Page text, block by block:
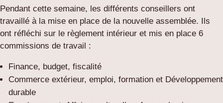
Pendant cette semaine, les différents conseillers ont
travaillé à la mise en place de la nouvelle assemblée. Ils
ont réfléchi sur le règlement intérieur et mis en place 6
commissions de travail :
Finance, budget, fiscalité
Commerce extérieur, emploi, formation et Développement
durable